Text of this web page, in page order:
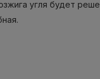
угля будет